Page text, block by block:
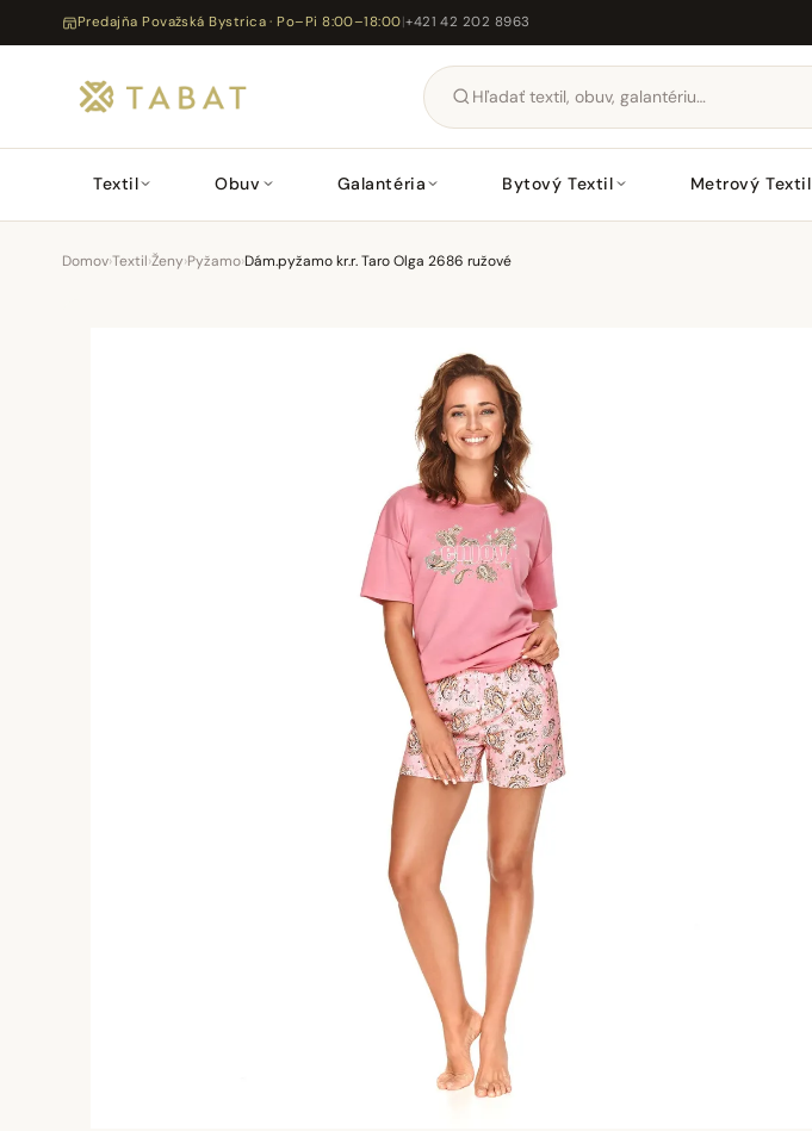
Predajňa Považská Bystrica · Po–Pi 8:00–18:00|+421 42 202 8963
Textil Obuv Galantéria Bytový Textil Metrový Textil
Domov›Textil›Ženy›Pyžamo›Dám.pyžamo kr.r. Taro Olga 2686 ružové